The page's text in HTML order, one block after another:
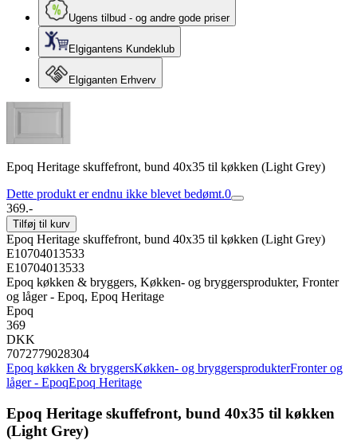
Ugens tilbud - og andre gode priser
Elgigantens Kundeklub
Elgiganten Erhverv
Epoq Heritage skuffefront, bund 40x35 til køkken (Light Grey)
Dette produkt er endnu ikke blevet bedømt.0
369.-
Tilføj til kurv
Epoq Heritage skuffefront, bund 40x35 til køkken (Light Grey)
E10704013533
E10704013533
Epoq køkken & bryggers, Køkken- og bryggersprodukter, Fronter
og låger - Epoq, Epoq Heritage
Epoq
369
DKK
7072779028304
Epoq køkken & bryggersKøkken- og bryggersprodukterFronter og
låger - EpoqEpoq Heritage
Epoq Heritage skuffefront, bund 40x35 til køkken
(Light Grey)